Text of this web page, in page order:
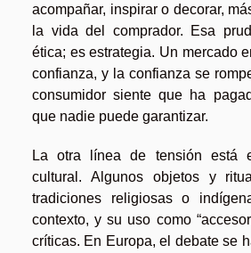
acompañar, inspirar o decorar,
la vida del comprador. Esa
ética; es estrategia. Un mercado
confianza, y la confianza se
consumidor siente que ha
que nadie puede garantizar.
La otra línea de tensión está
cultural. Algunos objetos y
tradiciones religiosas o
contexto, y su uso como
críticas. En Europa, el debate se